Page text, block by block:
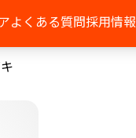
よくある質問採用情報